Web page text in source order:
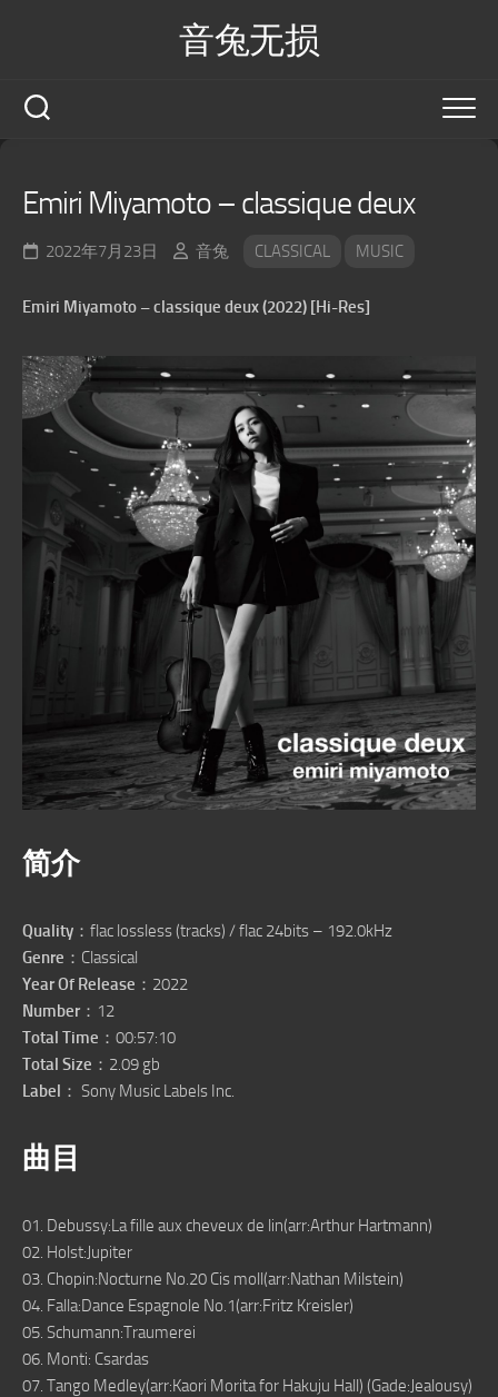
音兔无损
Emiri Miyamoto – classique deux
2022年7月23日 音兔 CLASSICAL MUSIC
Emiri Miyamoto – classique deux (2022) [Hi-Res]
简介
Quality ：flac lossless (tracks) / flac 24bits – 192.0kHz
Genre ：Classical
Year Of Release ：2022
Number ：12
Total Time ：00:57:10
Total Size ：2.09 gb
Label ： Sony Music Labels Inc.
曲目
01. Debussy:La fille aux cheveux de lin(arr:Arthur Hartmann)
02. Holst:Jupiter
03. Chopin:Nocturne No.20 Cis moll(arr:Nathan Milstein)
04. Falla:Dance Espagnole No.1(arr:Fritz Kreisler)
05. Schumann:Traumerei
06. Monti: Csardas
07. Tango Medley(arr:Kaori Morita for Hakuju Hall) (Gade:Jealousy)